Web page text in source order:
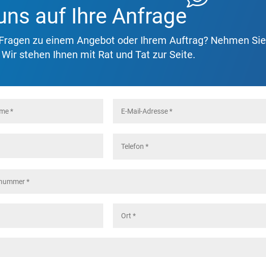
auf Ihre Anfrage
zu einem Angebot oder Ihrem Auftrag? Nehmen Sie
stehen Ihnen mit Rat und Tat zur Seite.